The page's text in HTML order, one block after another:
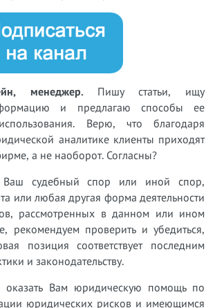
менеджер. Пишу статьи, ищу
и предлагаю способы ее
Верю, что благодаря
аналитике клиенты приходят
а не наоборот. Согласны?
Ваш судебный спор или иной спор,
или любая другая форма деятельности
рассмотренных в данном или ином
рекомендуем проверить и убедиться,
позиция соответствует последним
и законодательству.
Вам юридическую помощь по
юридических рисков и имеющимся